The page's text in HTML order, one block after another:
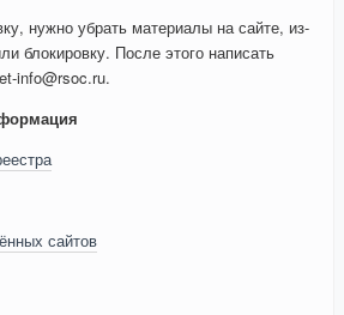
нужно убрать материалы на сайте, из-
блокировку. После этого написать
info@rsoc.ru.
сайтов